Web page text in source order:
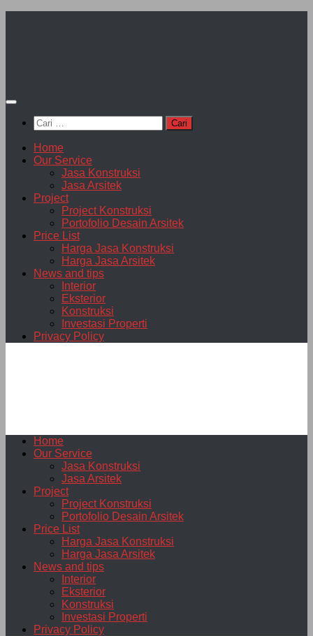
Cari
untuk:
Home
Our Service
Jasa Konstruksi
Jasa Arsitek
Project
Project Konstruksi
Portofolio Desain Arsitek
Price List
Harga Jasa Konstruksi
Harga Jasa Arsitek
News and tips
Interior
Eksterior
Konstruksi
Investasi Properti
Privacy Policy
Home
Our Service
Jasa Konstruksi
Jasa Arsitek
Project
Project Konstruksi
Portofolio Desain Arsitek
Price List
Harga Jasa Konstruksi
Harga Jasa Arsitek
News and tips
Interior
Eksterior
Konstruksi
Investasi Properti
Privacy Policy